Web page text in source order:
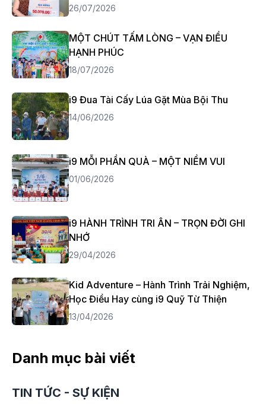
26/07/2026
MỘT CHÚT TẤM LÒNG – VẠN ĐIỀU
HẠNH PHÚC
18/07/2026
i9 Đua Tài Cấy Lúa Gặt Mùa Bội Thu
14/06/2026
i9 MỖI PHẦN QUÀ – MỘT NIỀM VUI
01/06/2026
i9 HÀNH TRÌNH TRI ÂN – TRỌN ĐỜI GHI
NHỚ
29/04/2026
Kid Adventure – Hành Trình Trải Nghiệm,
Học Điều Hay cùng i9 Quỹ Từ Thiện
13/04/2026
Danh mục bài viết
TIN TỨC - SỰ KIỆN